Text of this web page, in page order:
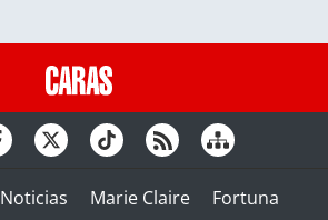
Noticias Marie Claire
Fortuna